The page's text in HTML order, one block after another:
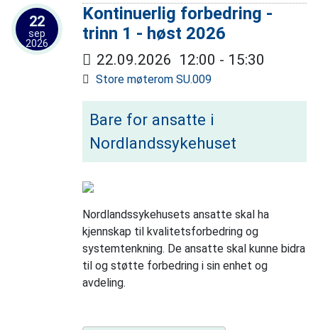
22
sep
2026
Kontinuerlig forbedring -
trinn 1 - høst 2026
22.09.2026 12:00 - 15:30
Store møterom SU.009
Bare for ansatte i
Nordlandssykehuset
Nordlandssykehusets ansatte skal ha
kjennskap til kvalitetsforbedring og
systemtenkning. De ansatte skal kunne bidra
til og støtte forbedring i sin enhet og
avdeling.